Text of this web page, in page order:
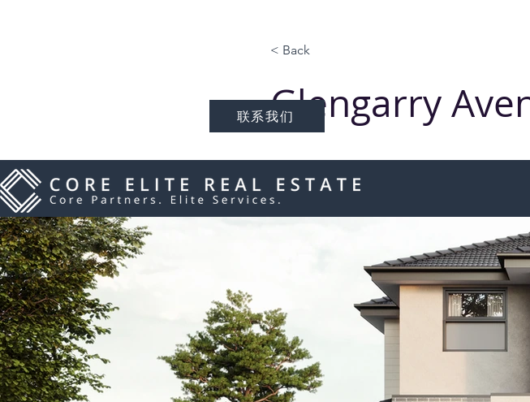
< Back
Glengarry
步行即可到达 Deakin 大学，
Ashwood 高中校区，临近
Premium Inclusion | 高端配置
现代化建筑设计，优雅的室内装潢，开放式
Premium Location | 黄金地段
联系我们